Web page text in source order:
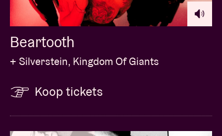
Beartooth
+ Silverstein, Kingdom Of Giants
Koop tickets